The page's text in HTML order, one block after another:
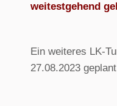
weitestgehend
Ein weiteres LK-
27.08.2023 geplant